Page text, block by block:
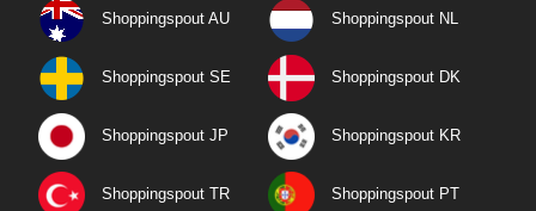
Shoppingspout AU Shoppingspout NL
Shoppingspout SE Shoppingspout DK
Shoppingspout JP Shoppingspout KR
Shoppingspout TR Shoppingspout PT